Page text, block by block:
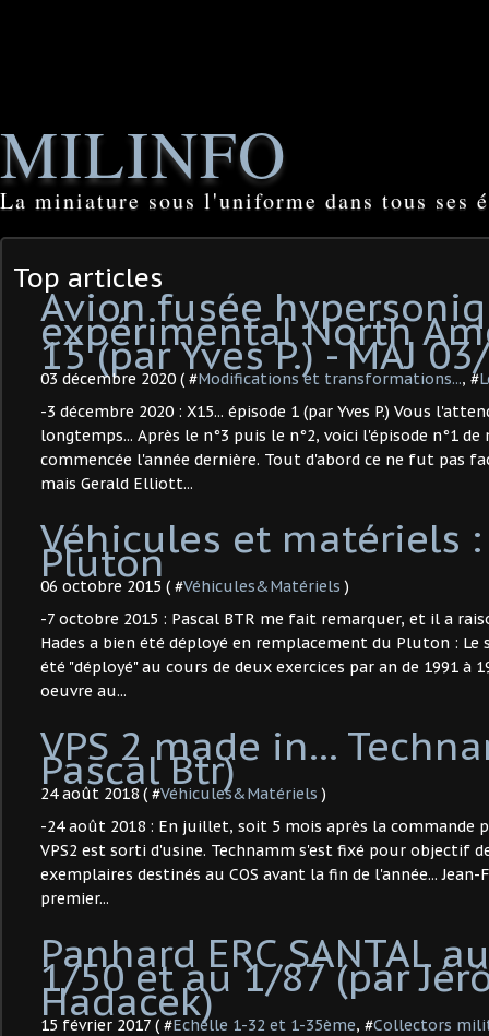
MILINFO
La miniature sous l'uniforme dans tous ses
Top articles
Avion fusée
expérimental North
15 (par Yves P.) - MAJ
03 décembre 2020 ( #Modifications et transformations..., #
-3 décembre 2020 : X15... épisode 1 (par Yves P.) Vous
longtemps... Après le n°3 puis le n°2, voici l'épisode n°1 de
commencée l'année dernière. Tout d'abord ce ne fut pas
mais Gerald Elliott...
Véhicules et matériels :
Pluton
06 octobre 2015 ( #Véhicules&Matériels )
-7 octobre 2015 : Pascal BTR me fait remarquer, et il a
Hades a bien été déployé en remplacement du Pluton : Le
été "déployé" au cours de deux exercices par an de 1991 à
oeuvre au...
VPS 2 made in...
Pascal Btr)
24 août 2018 ( #Véhicules&Matériels )
-24 août 2018 : En juillet, soit 5 mois après la commande
VPS2 est sorti d'usine. Technamm s'est fixé pour objectif
exemplaires destinés au COS avant la fin de l'année...
premier...
Panhard ERC SANTAL
1/50 et au 1/87 (par
Hadacek)
15 février 2017 ( #Echelle 1-32 et 1-35ème, #Collectors